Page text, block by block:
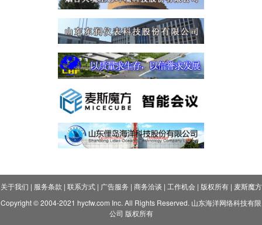
关于我们 | 服务条款 | 联系方式| 广告服务 | 商务洽谈 | 工作机会| 版权所有| 麦斯魔方
Copyright © 2004-2021 hycfw.com Inc. All Rights Reserved. 山东海洋网络科技有限
公司 版权所有